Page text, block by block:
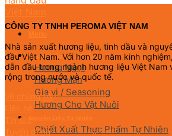
Hương Liệu Thực Phẩm
Hương Ngọt
Hương Mặn
Gia vị / Seasoning
Hương Cho Vật Nuôi
Chiết Xuất Thực Phẩm Tự Nhiên
CÔNG TY TNHH PEROMA VIỆT NAM
Nhà sản xuất hương liệu, tinh dầu và
đầu Việt Nam. Với hơn 20 năm kinh
dẫn đầu trong ngành hương liệu Việt Nam
rộng trong nước và quốc tế.
Về chúng tôi
Tin tức
Tuyển dụng